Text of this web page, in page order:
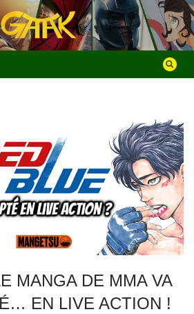
MANGA DE MMA VA
EN LIVE ACTION !